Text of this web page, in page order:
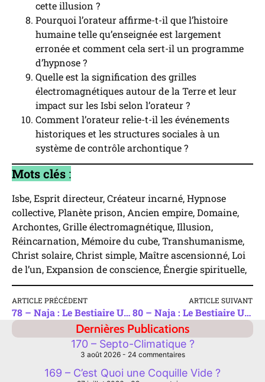
cette illusion ?
Pourquoi l’orateur affirme-t-il que l’histoire
humaine telle qu’enseignée est largement
erronée et comment cela sert-il un programme
d’hypnose ?
Quelle est la signification des grilles
électromagnétiques autour de la Terre et leur
impact sur les Isbi selon l’orateur ?
Comment l’orateur relie-t-il les événements
historiques et les structures sociales à un
système de contrôle archontique ?
Mots clés :
Isbe, Esprit directeur, Créateur incarné, Hypnose
collective, Planète prison, Ancien empire, Domaine,
Archontes, Grille électromagnétique, Illusion,
Réincarnation, Mémoire du cube, Transhumanisme,
Christ solaire, Christ simple, Maître ascensionné, Loi
de l’un, Expansion de conscience, Énergie spirituelle,
ARTICLE PRÉCÉDENT
78 – Naja : Le Bestiaire Universel 1/3
ARTICLE SUIVANT
80 – Naja : Le Bestiaire Universel 2/3
Dernières Publications
170 – Septo-Climatique ?
3 août 2026 24 commentaires
169 – C’est Quoi une Coquille Vide ?